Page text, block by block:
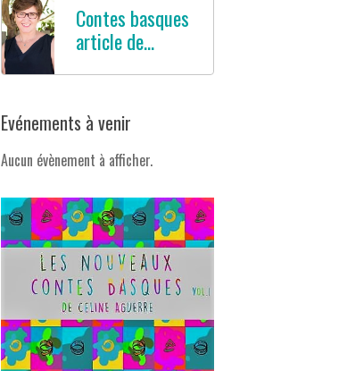
Contes basques
article de
Evénements à venir
Aucun évènement à afficher.